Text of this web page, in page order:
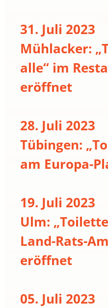
31. Juli 2023
Mühlacker:
alle“ im
eröffnet
28. Juli 2023
Tübingen:
am Europa-
19. Juli 2023
Ulm:
Land-Rats-
eröffnet
05. Juli 2023